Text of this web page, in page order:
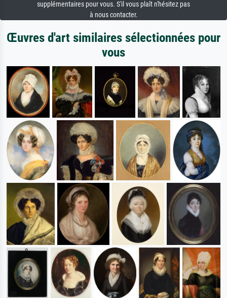
supplémentaires pour vous. S'il vous plaît n'hésitez pas
à nous contacter.
Œuvres d'art similaires sélectionnées pour
vous